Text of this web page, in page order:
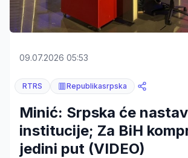
09.07.2026 05:53
RTRS Republikasrpska
Minić: Srpska će
institucije; Za BiH
jedini put (VIDEO)